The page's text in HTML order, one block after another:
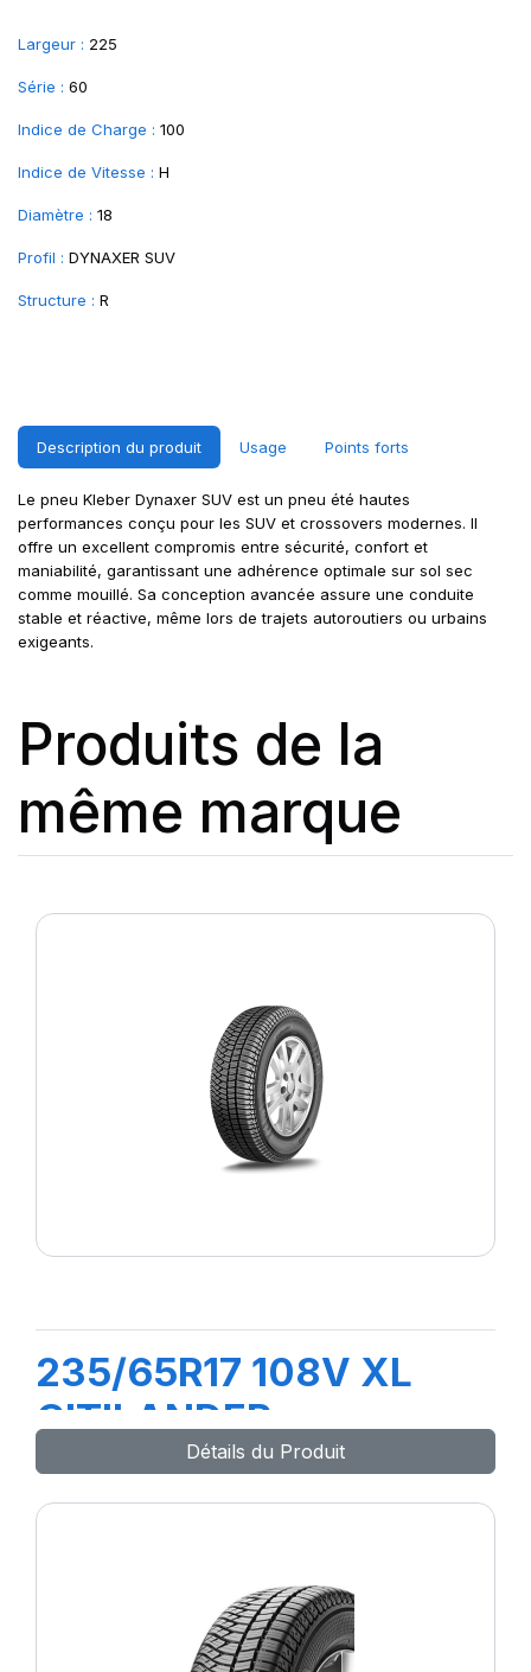
Largeur : 225
Série : 60
Indice de Charge : 100
Indice de Vitesse : H
Diamètre : 18
Profil : DYNAXER SUV
Structure : R
Description du produit Usage Points forts
Le pneu Kleber Dynaxer SUV est un pneu été hautes
performances conçu pour les SUV et crossovers modernes. Il
offre un excellent compromis entre sécurité, confort et
maniabilité, garantissant une adhérence optimale sur sol sec
comme mouillé. Sa conception avancée assure une conduite
stable et réactive, même lors de trajets autoroutiers ou urbains
exigeants.
Produits de la
même marque
235/65R17 108V XL
CITILANDER
Détails du Produit